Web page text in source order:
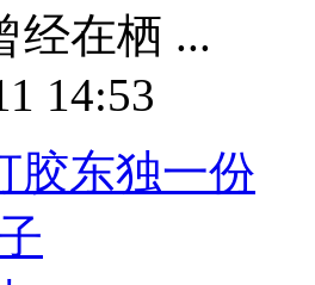
经在栖 ...
14:53
胶东独一份